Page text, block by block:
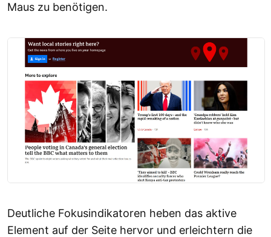
Maus zu benötigen.
Deutliche Fokusindikatoren heben das aktive
Element auf der Seite hervor und erleichtern die